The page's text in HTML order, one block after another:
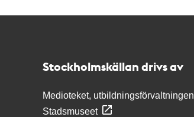
Stockholmskällan drivs av
Medioteket, utbildningsförvaltningen
Stadsmuseet